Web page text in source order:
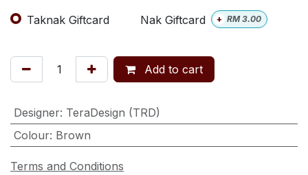
Taknak Giftcard Nak Giftcard + RM3.00
Add to cart
Designer: TeraDesign (TRD)
Colour: Brown
Terms and Conditions